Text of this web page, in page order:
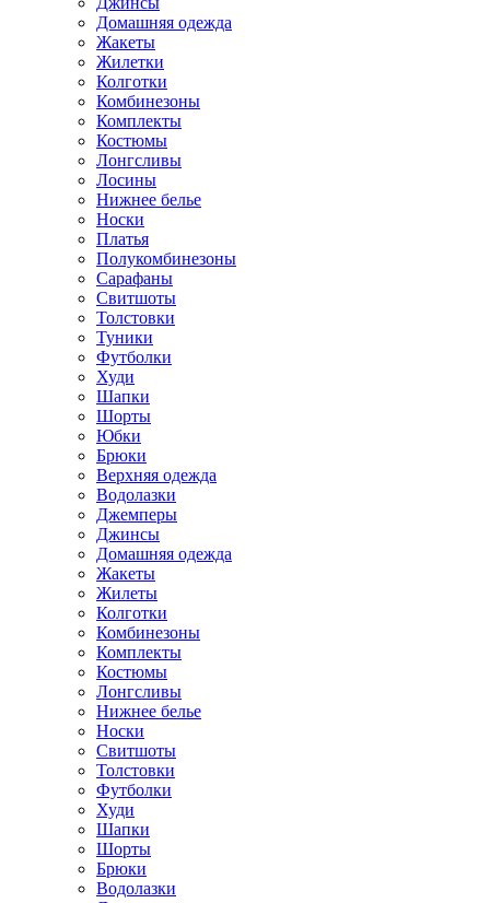
Домашняя одежда
Жакеты
Жилетки
Колготки
Комбинезоны
Комплекты
Костюмы
Лонгсливы
Лосины
Нижнее белье
Носки
Платья
Полукомбинезоны
Сарафаны
Свитшоты
Толстовки
Туники
Футболки
Худи
Шапки
Шорты
Юбки
Брюки
Верхняя одежда
Водолазки
Джемперы
Джинсы
Домашняя одежда
Жакеты
Жилеты
Колготки
Комбинезоны
Комплекты
Костюмы
Лонгсливы
Нижнее белье
Носки
Свитшоты
Толстовки
Футболки
Худи
Шапки
Шорты
Брюки
Водолазки